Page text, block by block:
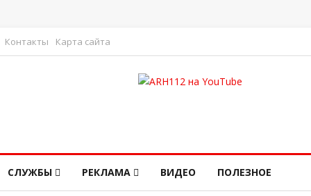
Контакты Карта сайта
СЛУЖБЫ РЕКЛАМА ВИДЕО ПОЛЕЗНОЕ